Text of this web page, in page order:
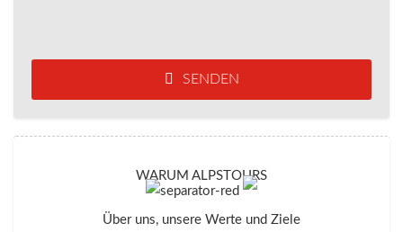
SENDEN
WARUM ALPSTOURS
Über uns, unsere Werte und Ziele